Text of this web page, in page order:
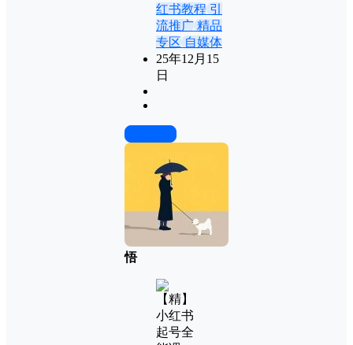
红书教程引
流推广精品
专区自媒体
25年12月15
日
悟